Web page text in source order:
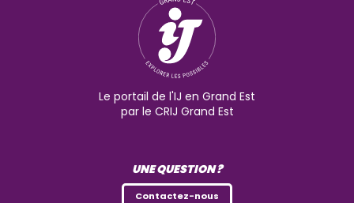
Le portail de l'IJ en Grand Est
par le CRIJ Grand Est
UNE QUESTION ?
Contactez-nous